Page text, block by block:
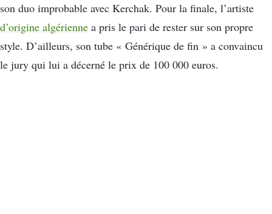
son duo improbable avec Kerchak. Pour la finale, l’artiste
d’origine algérienne a pris le pari de rester sur son propre
style. D’ailleurs, son tube « Générique de fin » a convaincu
le jury qui lui a décerné le prix de 100 000 euros.